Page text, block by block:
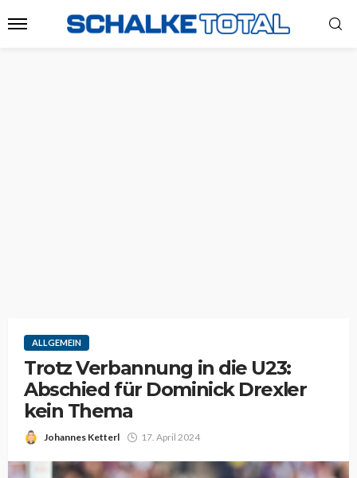
ALLGEMEIN
Trotz Verbannung in die U23:
Abschied für Dominick Drexler
kein Thema
Johannes Ketterl 17. April 2024